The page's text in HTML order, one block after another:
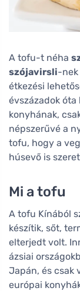
A tofu-t néha
szójavirsli-nek
étkezési
évszázadok óta
konyhának,
népszerűvé a
tofu, hogy a
húsevő is
Mi a tofu
A tofu Kínából
készítik, sőt,
elterjedt volt.
ázsiai
Japán, és csak
európai